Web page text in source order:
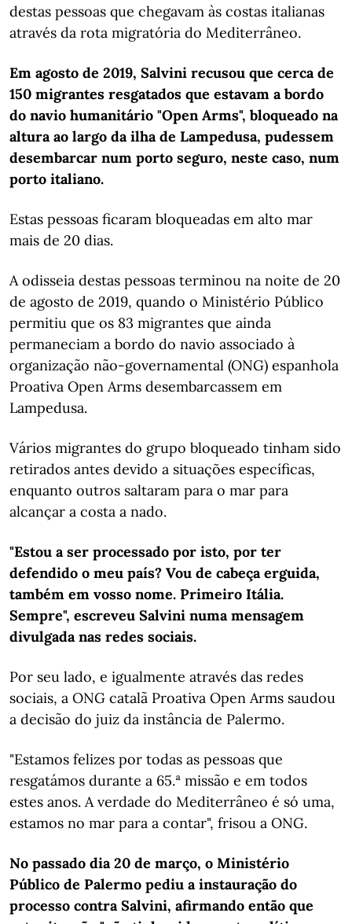
destas pessoas que chegavam às costas italianas
através da rota migratória do Mediterrâneo.
Em agosto de 2019, Salvini recusou que cerca de
150 migrantes resgatados que estavam a bordo
do navio humanitário "Open Arms", bloqueado na
altura ao largo da ilha de Lampedusa, pudessem
desembarcar num porto seguro, neste caso, num
porto italiano.
Estas pessoas ficaram bloqueadas em alto mar
mais de 20 dias.
A odisseia destas pessoas terminou na noite de 20
de agosto de 2019, quando o Ministério Público
permitiu que os 83 migrantes que ainda
permaneciam a bordo do navio associado à
organização não-governamental (ONG) espanhola
Proativa Open Arms desembarcassem em
Lampedusa.
Vários migrantes do grupo bloqueado tinham sido
retirados antes devido a situações específicas,
enquanto outros saltaram para o mar para
alcançar a costa a nado.
"Estou a ser processado por isto, por ter
defendido o meu país? Vou de cabeça erguida,
também em vosso nome. Primeiro Itália.
Sempre", escreveu Salvini numa mensagem
divulgada nas redes sociais.
Por seu lado, e igualmente através das redes
sociais, a ONG catalã Proativa Open Arms saudou
a decisão do juiz da instância de Palermo.
"Estamos felizes por todas as pessoas que
resgatámos durante a 65.ª missão e em todos
estes anos. A verdade do Mediterrâneo é só uma,
estamos no mar para a contar", frisou a ONG.
No passado dia 20 de março, o Ministério
Público de Palermo pediu a instauração do
processo contra Salvini, afirmando então que